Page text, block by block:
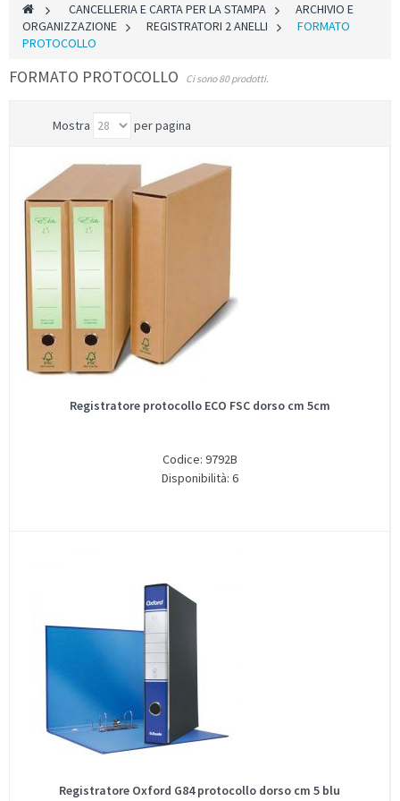
> CANCELLERIA E CARTA PER LA STAMPA >
ARCHIVIO E
ORGANIZZAZIONE > REGISTRATORI 2 ANELLI >
FORMATO
PROTOCOLLO
FORMATO PROTOCOLLO Ci sono 80 prodotti.
Mostra per pagina
Registratore protocollo ECO FSC dorso cm 5cm
Codice: 9792B
Disponibilità: 6
Registratore Oxford G84 protocollo dorso cm 5 blu